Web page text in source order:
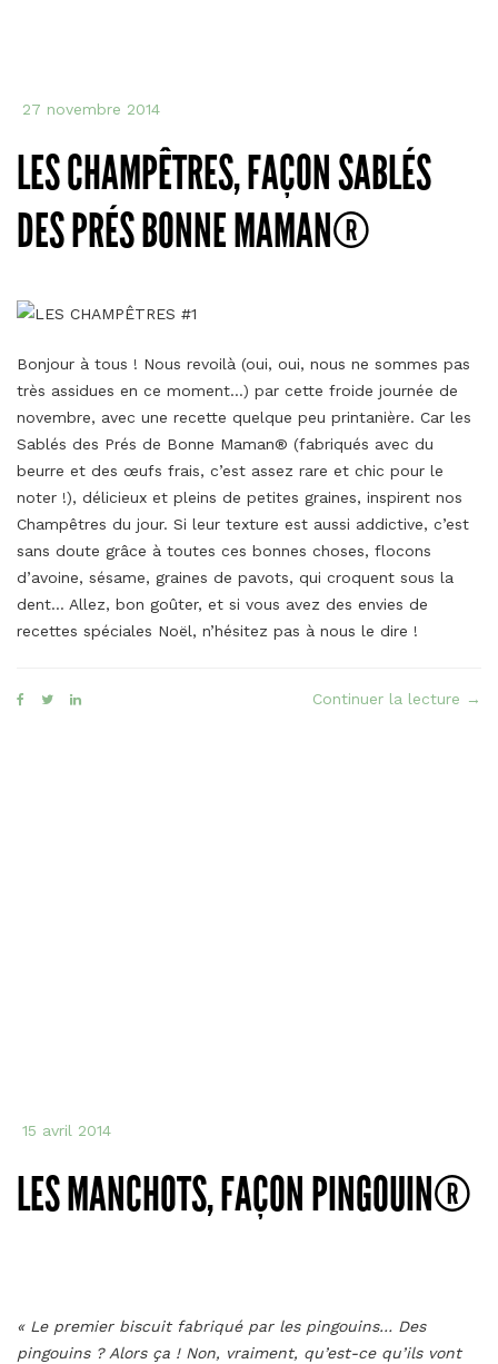
27 novembre 2014
LES CHAMPÊTRES, FAÇON SABLÉS
DES PRÉS BONNE MAMAN®
Bonjour à tous ! Nous revoilà (oui, oui, nous ne sommes pas
très assidues en ce moment…) par cette froide journée de
novembre, avec une recette quelque peu printanière. Car les
Sablés des Prés de Bonne Maman® (fabriqués avec du
beurre et des œufs frais, c’est assez rare et chic pour le
noter !), délicieux et pleins de petites graines, inspirent nos
Champêtres du jour. Si leur texture est aussi addictive, c’est
sans doute grâce à toutes ces bonnes choses, flocons
d’avoine, sésame, graines de pavots, qui croquent sous la
dent… Allez, bon goûter, et si vous avez des envies de
recettes spéciales Noël, n’hésitez pas à nous le dire !
Continuer la lecture «
→
15 avril 2014
LES MANCHOTS, FAÇON PINGOUIN®
« Le premier biscuit fabriqué par les pingouins… Des
pingouins ? Alors ça ! Non, vraiment, qu’est-ce qu’ils vont